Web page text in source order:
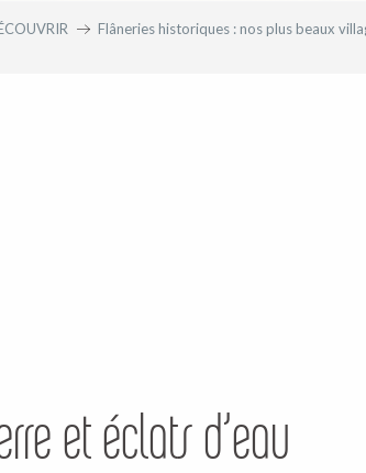
Flâneries historiques : nos plus beaux
et éclats d’eau